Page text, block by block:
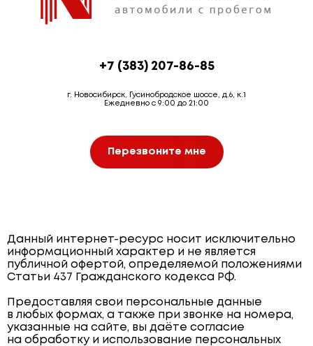
+7 (383) 207-86-85
г. Новосибирск, Гусинобродское шоссе, д.6, к.1
Ежедневно с 9:00 до 21:00
Перезвоните мне
Данный интернет-ресурс носит исключительно
информационный характер и не является
публичной офертой, определяемой положениями
Статьи 437 Гражданского кодекса РФ.
Предоставляя свои персональные данные
в любых формах, а также при звонке на номера,
указанные на сайте, вы даёте согласие
на обработку и использование персональных